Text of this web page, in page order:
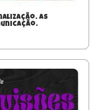
As